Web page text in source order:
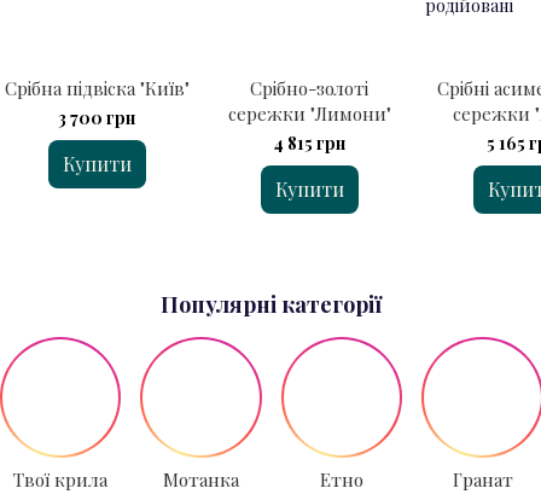
Срібна підвіска "Київ"
3 700 грн
Купити
Срібно-золоті
сережки "Лимони"
4 815 грн
Купити
Срібні
сережки
5 165
Популярні категорії
Твої крила Мотанка Етно Гранат